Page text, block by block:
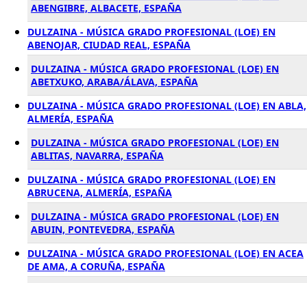
ABENGIBRE, ALBACETE, ESPAÑA
DULZAINA - MÚSICA GRADO PROFESIONAL (LOE) EN
ABENOJAR, CIUDAD REAL, ESPAÑA
DULZAINA - MÚSICA GRADO PROFESIONAL (LOE) EN
ABETXUKO, ARABA/ÁLAVA, ESPAÑA
DULZAINA - MÚSICA GRADO PROFESIONAL (LOE) EN ABLA,
ALMERÍA, ESPAÑA
DULZAINA - MÚSICA GRADO PROFESIONAL (LOE) EN
ABLITAS, NAVARRA, ESPAÑA
DULZAINA - MÚSICA GRADO PROFESIONAL (LOE) EN
ABRUCENA, ALMERÍA, ESPAÑA
DULZAINA - MÚSICA GRADO PROFESIONAL (LOE) EN
ABUIN, PONTEVEDRA, ESPAÑA
DULZAINA - MÚSICA GRADO PROFESIONAL (LOE) EN ACEA
DE AMA, A CORUÑA, ESPAÑA